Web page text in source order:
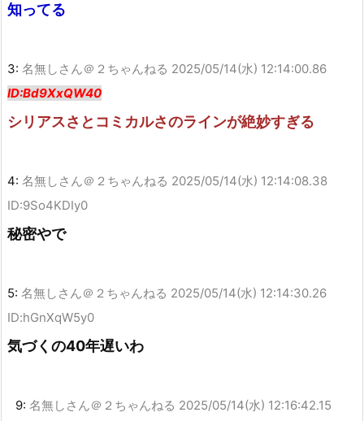
知ってる
3: 名無しさん＠２ちゃんねる 2025/05/14(水) 12:14:00.86
ID:Bd9XxQW40
シリアスさとコミカルさのラインが絶妙すぎる
4: 名無しさん＠２ちゃんねる 2025/05/14(水) 12:14:08.38
ID:9So4KDIy0
秘密やで
5: 名無しさん＠２ちゃんねる 2025/05/14(水) 12:14:30.26
ID:hGnXqW5y0
気づくの40年遅いわ
9: 名無しさん＠２ちゃんねる 2025/05/14(水) 12:16:42.15